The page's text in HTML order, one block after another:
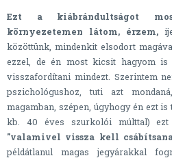
Ezt a kiábrándultságot
környezetemen látom, érzem,
közöttünk, mindenkit elsodort
ezzel, de én most kicsit hagyom is
visszafordítani mindezt. Szerintem
pszichológushoz, tuti azt
magamban, szépen, úgyhogy én ezt is
kb. 40 éves szurkolói múlttal)
"valamivel vissza kell
példátlanul magas jegyárakkal